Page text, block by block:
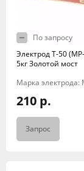
По запросу
Электрод Т-50
5кг Золотой мост
Марка электрода:
210 р.
Запрос